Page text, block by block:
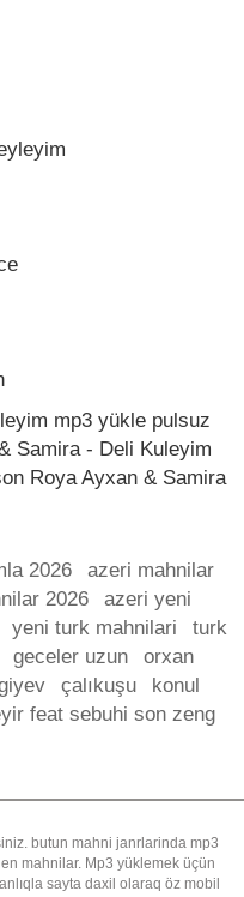
mp3 yükle pulsuz
Samira - Deli Kuleyim
Roya Ayxan & Samira
2026
azeri mahnilar
2026
azeri yeni
yeni turk mahnilari
turk
geceler uzun
orxan
çalıkuşu
konul
feat sebuhi son zeng
butun mahni janrlarinda mp3
mahnilar. Mp3 yüklemek üçün
sayta daxil olaraq öz mobil